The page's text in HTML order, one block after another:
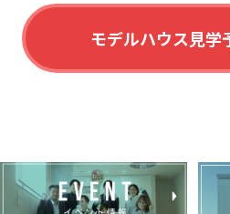
モデルハウス見学